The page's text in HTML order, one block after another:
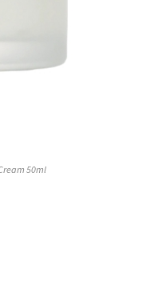
50ml